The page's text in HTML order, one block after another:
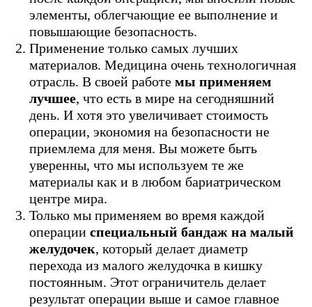
элементы, облегчающие ее выполнение и
повышающие безопасность.
Применение только самых лучших
материалов. Медицина очень технологичная
отрасль. В своей работе мы применяем
лучшее, что есть в мире на сегодняшний
день. И хотя это увеличивает стоимость
операции, экономия на безопасности не
приемлема для меня. Вы можете быть
уверенны, что мы используем те же
материалы как и в любом бариатрическом
центре мира.
Только мы применяем во время каждой
операции специальный бандаж на малый
желудочек, который делает диаметр
перехода из малого желудочка в кишку
постоянным. Этот ограничитель делает
результат операции выше и самое главное